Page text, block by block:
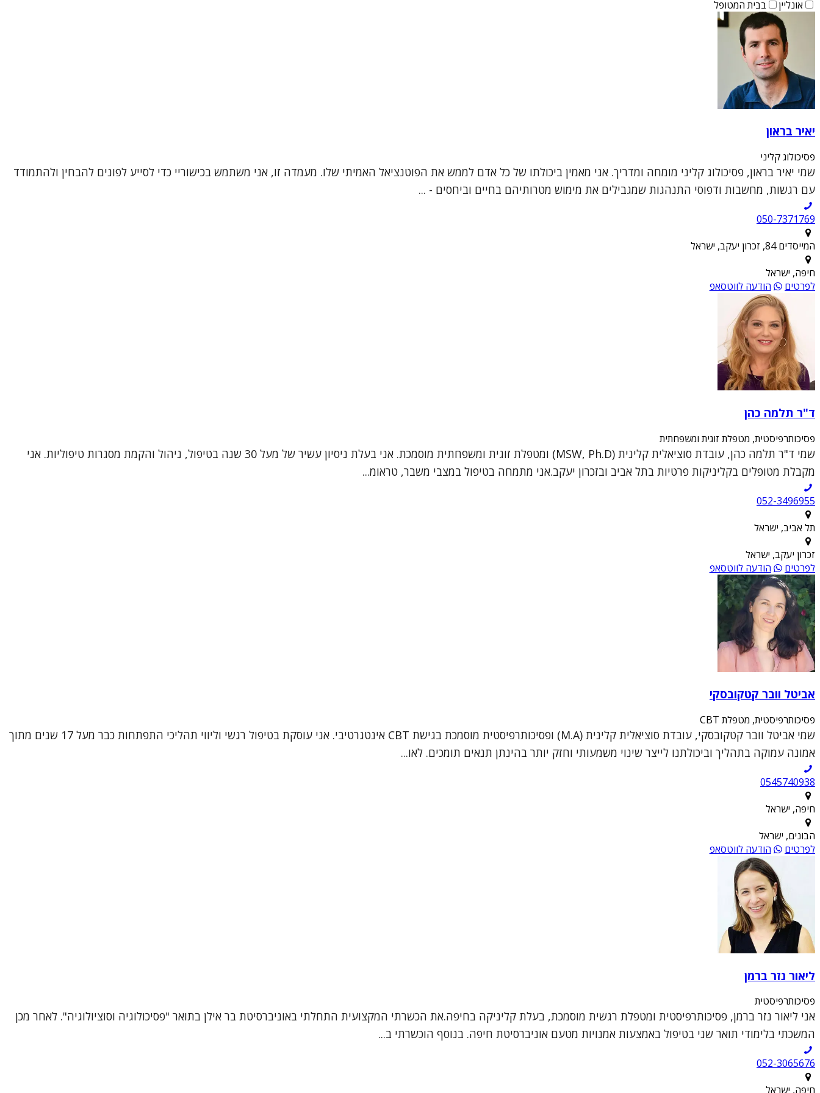
אונליין
בבית המטופל
יאיר בראון
פסיכולוג קליני
שמי יאיר בראון, פסיכולוג קליני מומחה ומדריך. אני מאמין ביכולתו של כל אדם לממש את הפוטנציאל האמיתי שלו. מעמדה זו, אני משתמש בכישוריי כדי לסייע לפונים להבחין ולהתמודד
עם רגשות, מחשבות ודפוסי התנהגות שמגבילים את מימוש מטרותיהם בחיים וביחסים - ...
050-7371769
המייסדים 84, זכרון יעקב, ישראל
חיפה, ישראל
לפרטים
הודעה לווטסאפ
ד"ר תלמה כהן
פסיכותרפיסטית, מטפלת זוגית ומשפחתית
שמי ד"ר תלמה כהן, עובדת סוציאלית קלינית (MSW, Ph.D) ומטפלת זוגית ומשפחתית מוסמכת. אני בעלת ניסיון עשיר של מעל 30 שנה בטיפול, ניהול והקמת מסגרות טיפוליות. אני
מקבלת מטופלים בקליניקות פרטיות בתל אביב ובזכרון יעקב.אני מתמחה בטיפול במצבי משבר, טראומ...
052-3496955
תל אביב, ישראל
זכרון יעקב, ישראל
לפרטים
הודעה לווטסאפ
אביטל וובר קטקובסקי
פסיכותרפיסטית, מטפלת CBT
שמי אביטל וובר קטקובסקי, עובדת סוציאלית קלינית (M.A) ופסיכותרפיסטית מוסמכת בגישת CBT אינטגרטיבי. אני עוסקת בטיפול רגשי וליווי תהליכי התפתחות כבר מעל 17 שנים מתוך
אמונה עמוקה בתהליך וביכולתנו לייצר שינוי משמעותי וחזק יותר בהינתן תנאים תומכים. לאו...
0545740938
חיפה, ישראל
הבונים, ישראל
לפרטים
הודעה לווטסאפ
ליאור נזר ברמן
פסיכותרפיסטית
אני ליאור נזר ברמן, פסיכותרפיסטית ומטפלת רגשית מוסמכת, בעלת קליניקה בחיפה.את הכשרתי המקצועית התחלתי באוניברסיטת בר אילן בתואר "פסיכולוגיה וסוציולוגיה". לאחר מכן
המשכתי בלימודי תואר שני בטיפול באמצעות אמנויות מטעם אוניברסיטת חיפה. בנוסף הוכשרתי ב...
052-3065676
חיפה, ישראל